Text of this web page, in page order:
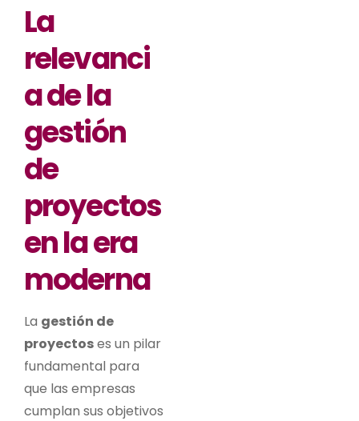
La
relevanci
a de la
gestión
de
proyectos
en la era
moderna
La gestión de
proyectoses un pilar
fundamental para
que las empresas
cumplan sus objetivos